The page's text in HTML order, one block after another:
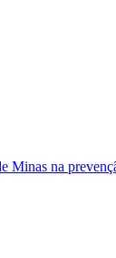
Minas na